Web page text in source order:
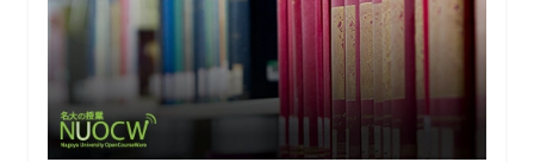
専門に入ってからはたくさんあって選べないので、一年
生の時の授業から挙げます。
一つは最初の中国語の授業です。中国人の日本語が全く
話せない先生が教室に入っていらして、中国語で一生懸
命何かおっしゃっているのですが、９１人のクラスはみ